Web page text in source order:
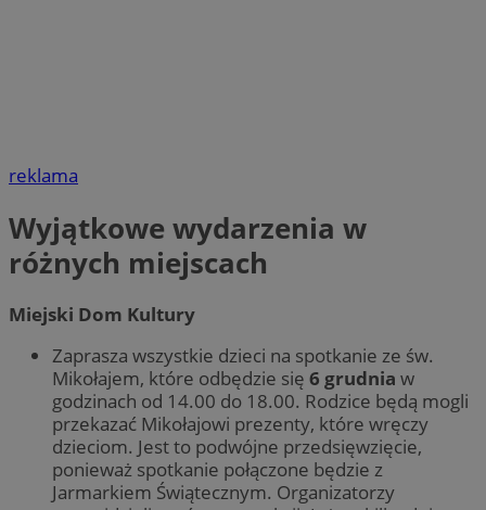
reklama
Wyjątkowe wydarzenia w
różnych miejscach
Miejski Dom Kultury
Zaprasza wszystkie dzieci na spotkanie ze św.
Mikołajem, które odbędzie się 6 grudnia w
godzinach od 14.00 do 18.00. Rodzice będą mogli
przekazać Mikołajowi prezenty, które wręczy
dzieciom. Jest to podwójne przedsięwzięcie,
ponieważ spotkanie połączone będzie z
Jarmarkiem Świątecznym. Organizatorzy